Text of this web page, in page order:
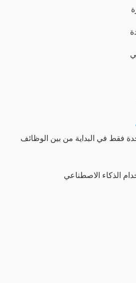
فقط في البداية من بين الوظائف
الذكاء الاصطناعي